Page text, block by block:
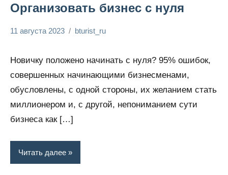
Организовать бизнес с нуля
финансы
11 августа 2023 bturist_ru
Новичку положено начинать с нуля? 95% ошибок,
совершенных начинающими бизнесменами,
обусловлены, с одной стороны, их желанием стать
миллионером и, с другой, непониманием сути
бизнеса как […]
Читать далее